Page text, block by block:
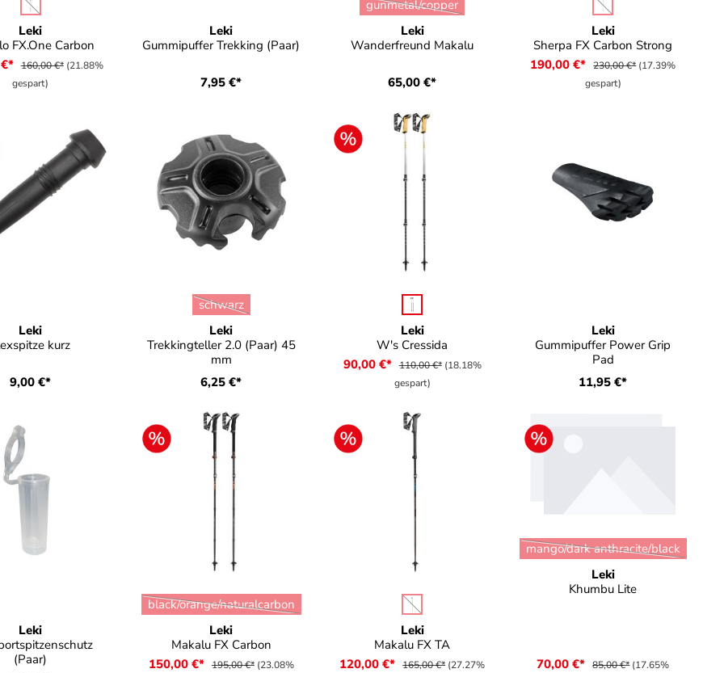
Leki
FX.One Carbon
auswählen
(Diese Option ist zurzeit nicht verfügbar.)
160,00 €* (21.88%
gespart)
Leki
Gummipuffer Trekking (Paar)
7,95 €*
Leki
Wanderfreund Makalu
Farbeauswählen
gunmetal/copper
(Diese Option ist zurzeit nicht verfügbar.)
65,00 €*
Leki
Sherpa FX Carbon Strong
auswählen
(Diese Option ist zurzeit
190,00 €* 230,00 €* (17.39%
gespart)
Leki
kurz
9,00 €*
Leki
Trekkingteller 2.0 (Paar) 45
mm
auswählen
schwarz
(Diese Option ist zurzeit nicht verfügbar.)
6,25 €*
Leki
W's Cressida
auswählen
90,00 €* 110,00 €* (18.18%
gespart)
Leki
Gummipuffer Power Grip
Pad
11,95 €*
Leki
(Paar)
Leki
Makalu FX Carbon
Farbeauswählen
black/orange/naturalcarbon
(Diese Option ist zurzeit nicht verfügbar.)
150,00 €* 195,00 €* (23.08%
Leki
Makalu FX TA
auswählen
(Diese Option ist zurzeit nicht verfügbar.)
120,00 €* 165,00 €* (27.27%
Leki
Khumbu Lite
Farbeauswählen
mango/dark anthracite/black
(Diese Option ist zurzeit
70,00 €* 85,00 €* (17.65%